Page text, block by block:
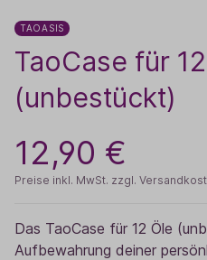
TAOASIS
TaoCase für
(unbestückt)
12,90 €
Preise inkl. MwSt. zzgl.
Das TaoCase für 12 Öle
Aufbewahrung deiner